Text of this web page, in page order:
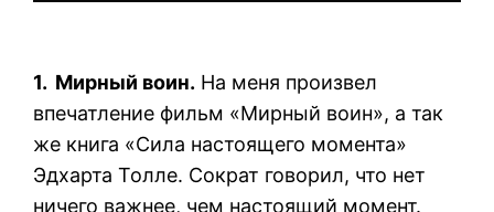
1. Мирный воин. На меня произвел
впечатление фильм «Мирный воин», а так
же книга «Сила настоящего момента»
Эдхарта Толлe. Сократ говорил, что нет
ничего важнее, чем настоящий момент.